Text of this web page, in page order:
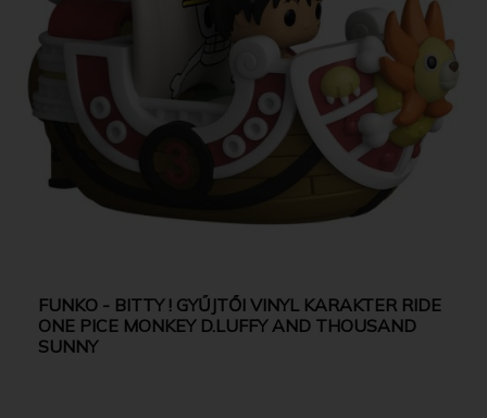
FUNKO - BITTY ! GYŰJTŐI VINYL KARAKTER RIDE
ONE PICE MONKEY D.LUFFY AND THOUSAND
SUNNY